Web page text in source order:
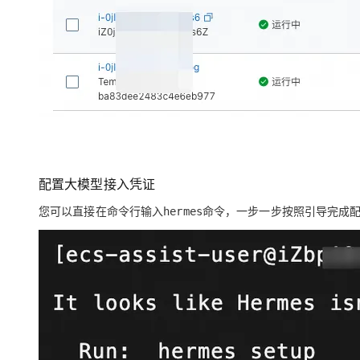
配置大模型接入凭证
您可以直接在命令行输入hermes命令，一步一步按照引导完成